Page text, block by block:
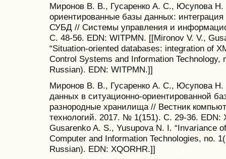
Миронов В. В., Гусаренко А. С., Юсупова
ориентированные базы данных:
СУБД // Системы управления и
С. 48-56. EDN: WITPMN. [[Mironov V. V.,
“Situation-oriented databases: integration of
Control Systems and Information Technology,
Russian). EDN: WITPMN.]]
Миронов В. В., Гусаренко А. С., Юсупова Н.
данных в ситуационно-ориентированной
разнородные хранилища // Вестник
технологий. 2017. № 1(151). С. 29-36. EDN:
Gusarenko A. S., Yusupova N. I. “Invariance
Computer and Information Technologies, no.
Russian). EDN: XQORHR.]]